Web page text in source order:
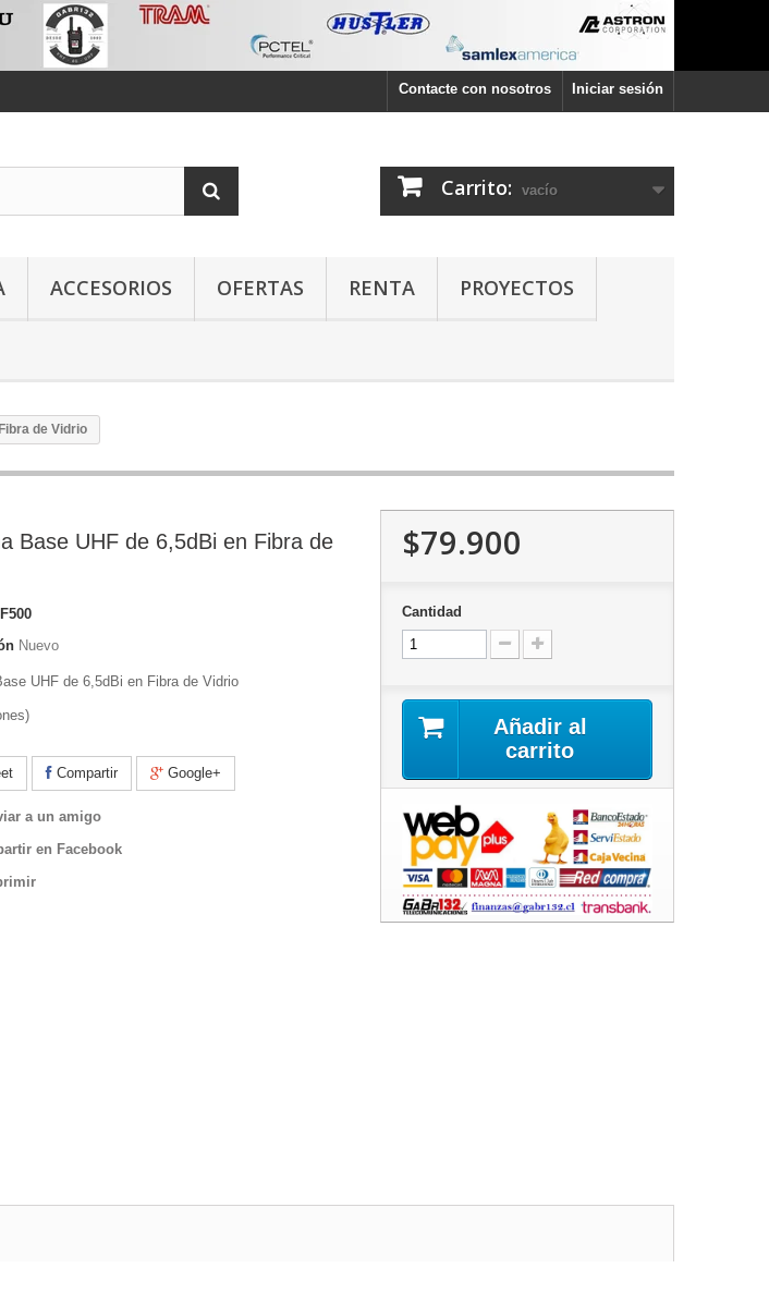
Iniciar sesión
Contacte con nosotros
Carrito: vacío
ACCESORIOS OFERTAS RENTA PROYECTOS
de Vidrio
Base UHF de 6,5dBi en Fibra de
Nuevo
UHF de 6,5dBi en Fibra de Vidrio
Compartir Google+
a un amigo
en Facebook
$79.900
Cantidad
Añadir al
carrito